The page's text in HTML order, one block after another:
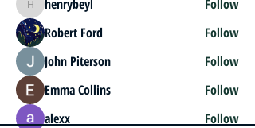
henrybeyl
henrybeyl
Follow
Robert Ford
Follow
John Piterson
Follow
Emma Collins
Follow
alexx
Follow